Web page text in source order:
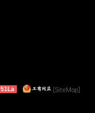
51La
[SiteMap]